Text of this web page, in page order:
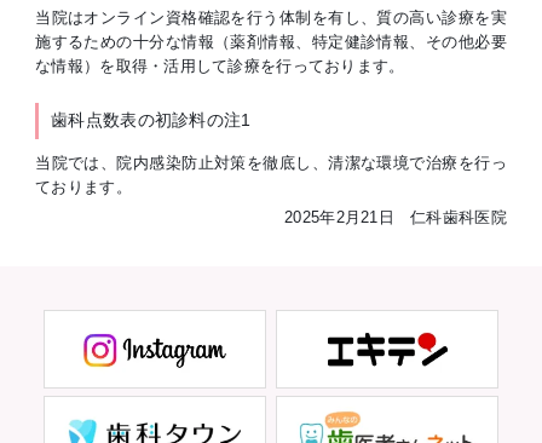
当院はオンライン資格確認を行う体制を有し、質の高い診療を実
施するための十分な情報（薬剤情報、特定健診情報、その他必要
な情報）を取得・活用して診療を行っております。
歯科点数表の初診料の注1
当院では、院内感染防止対策を徹底し、清潔な環境で治療を行っ
ております。
2025年2月21日 仁科歯科医院